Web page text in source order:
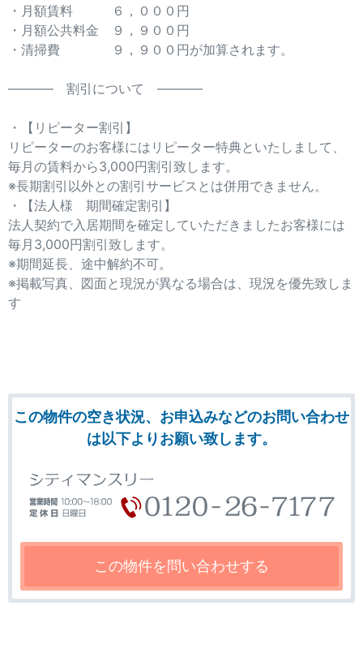
・月額賃料 ６，０００円
・月額公共料金 ９，９００円
・清掃費 ９，９００円が加算されます。
———– 割引について ———–
・【リピーター割引】
リピーターのお客様にはリピーター特典といたしまして、
毎月の賃料から3,000円割引致します。
※長期割引以外との割引サービスとは併用できません。
・【法人様 期間確定割引】
法人契約で入居期間を確定していただきましたお客様には
毎月3,000円割引致します。
※期間延長、途中解約不可。
※掲載写真、図面と現況が異なる場合は、現況を優先致しま
す
この物件の空き状況、お申込みなどのお問い合わせ
は以下よりお願い致します。